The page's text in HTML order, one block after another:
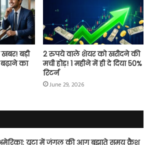
बड़ी
का
2 रुपये वाले शेयर को खरीदने की
मची होड़! 1 महीने में ही दे दिया 50%
रिटर्न
June 29, 2026
यूटा में जंगल की आग बुझाते समय क्रैश